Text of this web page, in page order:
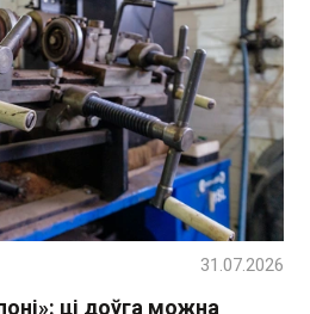
ці доўга можна
31.07.2026